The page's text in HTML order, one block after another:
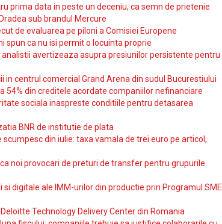
prima data in peste un deceniu, ca semn de prietenie
sub brandul Mercure
de evaluarea pe piloni a Comisiei Europene
spun ca nu isi permit o locuinta proprie
analistii avertizeaza asupra presiunilor persistente pentru
in centrul comercial Grand Arena din sudul Bucurestiului
54% din creditele acordate companiilor nefinanciare
sociala inaspreste conditiile pentru detasarea
BNR de institutie de plata
din iulie: taxa vamala de trei euro pe articol,
noi provocari de preturi de transfer pentru grupurile
digitale ale IMM-urilor din productie prin Programul SME
Technology Delivery Center din Romania